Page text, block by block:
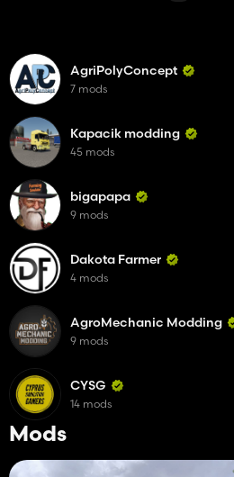
Mods
AgriPolyConcept
7 mods
Kapacik modding
45 mods
bigapapa
9 mods
Dakota Farmer
4 mods
AgroMechanic Modding
9 mods
CYSG
14 mods